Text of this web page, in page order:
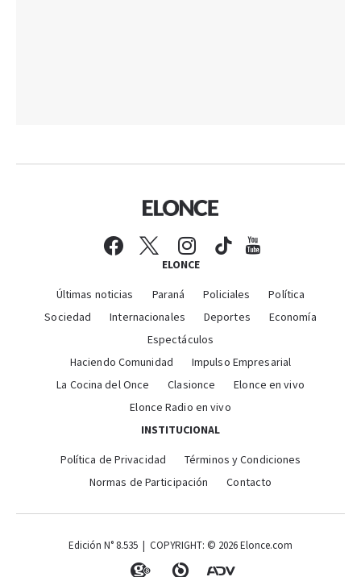
ELONCE
Últimas noticias Paraná Policiales
Política
Sociedad
Internacionales Deportes
Economía
Espectáculos
Haciendo Comunidad
Impulso Empresarial
La Cocina del Once
Clasionce
Elonce en vivo
Elonce Radio en vivo
INSTITUCIONAL
Política de Privacidad
Términos y Condiciones
Normas de Participación
Contacto
Edición N° 8.535 | COPYRIGHT: © 2026 Elonce.com